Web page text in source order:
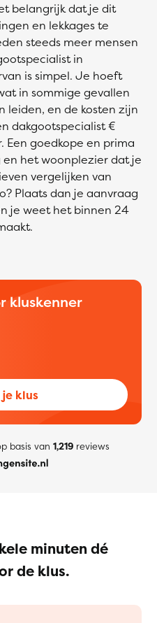
belangrijk dat je dit
en lekkages te
steeds meer mensen
in
is simpel. Je hoeft
in sommige gevallen
leiden, en de kosten zijn
dakgootspecialist €
Een goedkope en prima
het woonplezier dat je
vergelijken van
Plaats dan je aanvraag
je weet het binnen 24
kluskenner
klus
basis van 1,219reviews
minuten dé
de klus.